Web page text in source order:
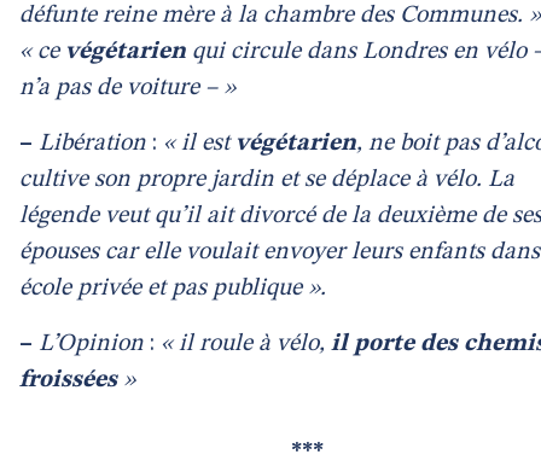
défunte reine mère à la chambre des Communes. »
« ce végétarien qui circule dans Londres en vélo
n’a pas de voiture – »
– Libération : « il est végétarien, ne boit pas
cultive son propre jardin et se déplace à vélo. La
légende veut qu’il ait divorcé de la deuxième de
épouses car elle voulait envoyer leurs enfants
école privée et pas publique ».
– L’Opinion : « il roule à vélo, il porte des
froissées»
***